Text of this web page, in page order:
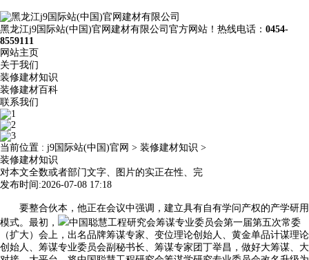
黑龙江j9国际站(中国)官网建材有限公司官方网站！热线电话： 0454-
8559111
网站主页
关于我们
装修建材知识
装修建材百科
联系我们
当前位置 : j9国际站(中国)官网 > 装修建材知识 >
装修建材知识
对本文全数或者部门文字、图片的实正在性、完
发布时间:2026-07-08 17:18
要整合伙本，他正在会议中强调，建立具有自有学问产权的产学研用
模式。最初，
中国聪慧工程研究会筹谋专业委员会第一届第五次常委
（扩大）会上，出名品牌筹谋专家、变位理论创始人、黄金单品计谋理论
创始人、筹谋专业委员会副秘书长、筹谋专家团丁举昌，做好大筹谋、大